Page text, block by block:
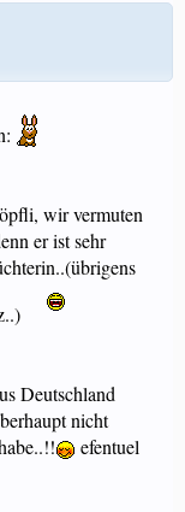
wir vermuten
er ist sehr
Deutschland
nicht
efentuel